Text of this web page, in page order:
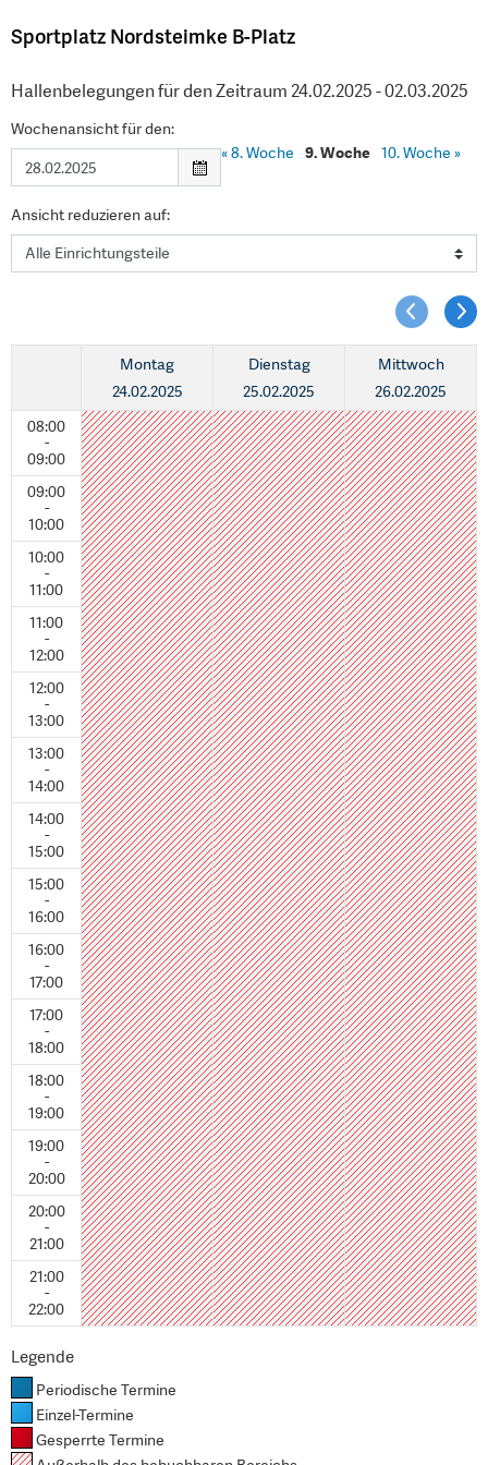
Sportplatz Nordsteimke B-Platz
Hallenbelegungen für den Zeitraum 24.02.2025 - 02.03.2025
Wochenansicht für den:
«8. Woche 9. Woche 10. Woche »
Ansicht reduzieren auf:
08:00
-
09:00
09:00
-
10:00
10:00
-
11:00
11:00
-
12:00
12:00
-
13:00
13:00
-
14:00
14:00
-
15:00
15:00
-
16:00
16:00
-
17:00
17:00
-
18:00
18:00
-
19:00
19:00
-
20:00
20:00
-
21:00
21:00
-
22:00
Montag
24.02.2025
Dienstag
25.02.2025
Mittwoch
26.02.2025
Legende
Periodische Termine
Einzel-Termine
Gesperrte Termine